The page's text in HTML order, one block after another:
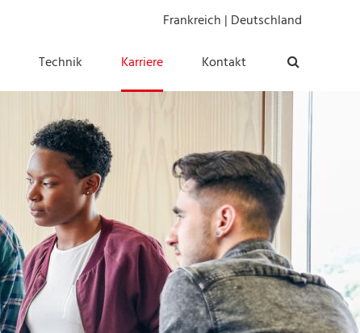
Frankreich | Deutschland
Technik Karriere Kontakt